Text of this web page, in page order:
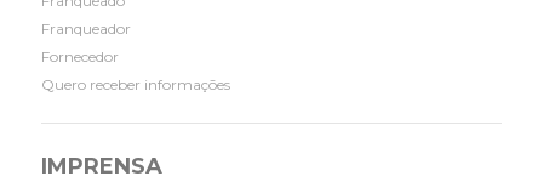
Franqueador
Fornecedor
Quero receber informações
IMPRENSA